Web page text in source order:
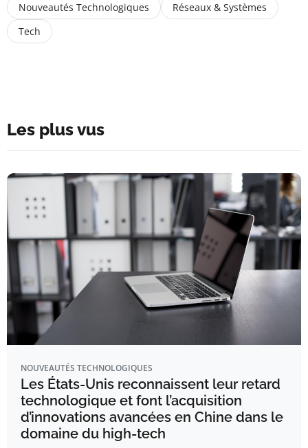
Nouveautés Technologiques
Réseaux & Systèmes
Tech
Les plus vus
NOUVEAUTÉS TECHNOLOGIQUES
Les États-Unis reconnaissent leur retard
technologique et font l’acquisition
d’innovations avancées en Chine dans le
domaine du high-tech